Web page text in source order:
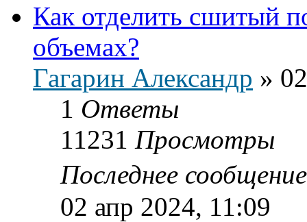
Как отделить сшитый
объемах?
Гагарин Александр »
1 Ответы
11231 Просмотры
Последнее
02 апр 2024, 11:09